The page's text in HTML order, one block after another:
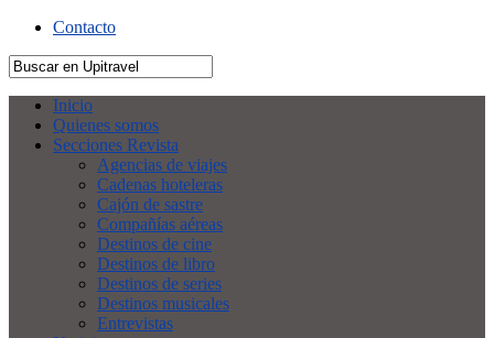
Contacto
Inicio
Quienes somos
Secciones Revista
Agencias de viajes
Cadenas hoteleras
Cajón de sastre
Compañías aéreas
Destinos de cine
Destinos de libro
Destinos de series
Destinos musicales
Entrevistas